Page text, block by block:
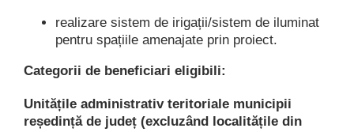
realizare sistem de irigații/sistem de iluminat
pentru spațiile amenajate prin proiect.
Categorii de beneficiari eligibili:
Unitățile administrativ teritoriale municipii
reședință de județ (excluzând localitățile din